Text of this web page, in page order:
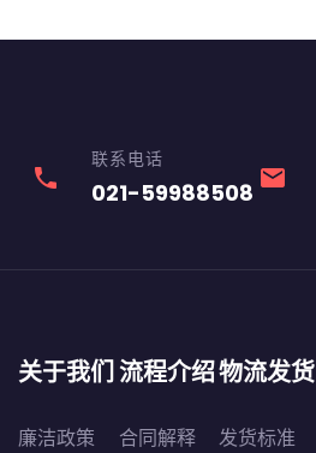
phone
联系电话
021-59988508 email
关于我们
廉洁政策
流程介绍
合同解释
物流发货
发货标准